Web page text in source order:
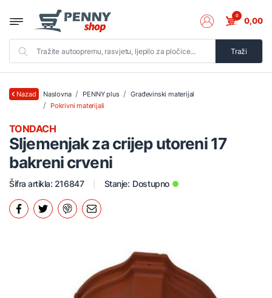
Traži
0 0,00
Nazad Naslovna PENNY plus
Građevinski materijal
Pokrivni materijali
Sljemenjak za crijep utoreni 17
bakreni crveni
TONDACH
Šifra artikla: 216847 Stanje: Dostupno